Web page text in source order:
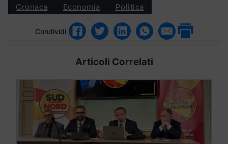
Cronaca Economia Politica
Condividi
Articoli Correlati